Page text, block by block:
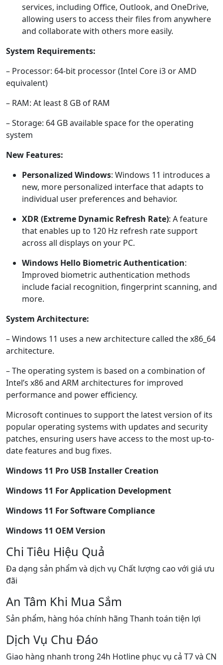
services, including Office, Outlook, and OneDrive,
allowing users to access their files from anywhere
and collaborate with others more easily.
System Requirements:
– Processor: 64-bit processor (Intel Core i3 or AMD
equivalent)
– RAM: At least 8 GB of RAM
– Storage: 64 GB available space for the operating
system
New Features:
Personalized Windows: Windows 11 introduces a
new, more personalized interface that adapts to
individual user preferences and behavior.
XDR (Extreme Dynamic Refresh Rate): A feature
that enables up to 120 Hz refresh rate support
across all displays on your PC.
Windows Hello Biometric Authentication:
Improved biometric authentication methods
include facial recognition, fingerprint scanning, and
more.
System Architecture:
– Windows 11 uses a new architecture called the x86_64
architecture.
– The operating system is based on a combination of
Intel’s x86 and ARM architectures for improved
performance and power efficiency.
Microsoft continues to support the latest version of its
popular operating systems with updates and security
patches, ensuring users have access to the most up-to-
date features and bug fixes.
Windows 11 Pro USB Installer Creation
Windows 11 For Application Development
Windows 11 For Software Compliance
Windows 11 OEM Version
Chi Tiêu Hiệu Quả
Đa dạng sản phẩm và dịch vụ Chất lượng cao với giá ưu
đãi
An Tâm Khi Mua Sắm
Sản phẩm, hàng hóa chính hãng Thanh toán tiện lợi
Dịch Vụ Chu Đáo
Giao hàng nhanh trong 24h Hotline phục vụ cả T7 và CN